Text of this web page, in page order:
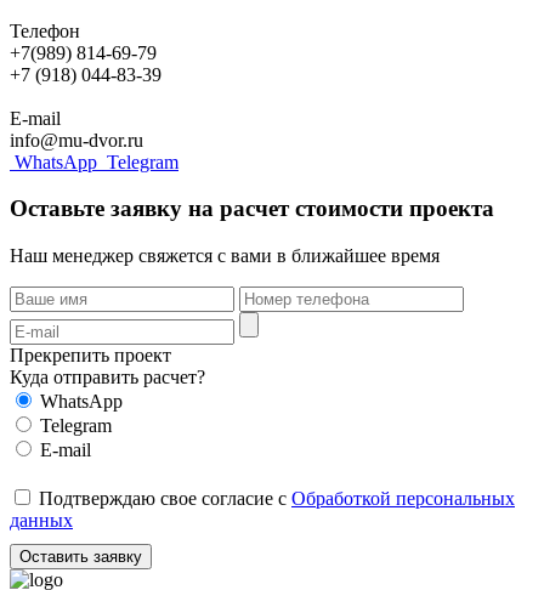
Телефон
+7(989) 814-69-79
+7 (918) 044-83-39
E-mail
info@mu-dvor.ru
WhatsApp Telegram
Оставьте заявку на расчет стоимости проекта
Наш менеджер свяжется с вами в ближайшее время
Прекрепить проект
Куда отправить расчет?
WhatsApp
Telegram
E-mail
Подтверждаю свое согласие с Обработкой персональных
данных
Оставить заявку